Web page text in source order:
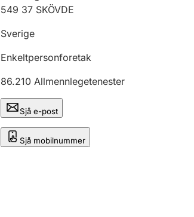
549 37 SKÖVDE
Sverige
Enkeltpersonforetak
86.210 Allmennlegetenester
Sjå e-post
Sjå mobilnummer